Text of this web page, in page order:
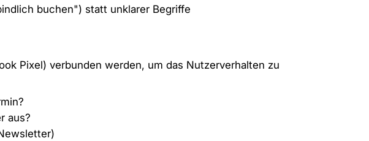
buchen") statt unklarer Begriffe
Pixel) verbunden werden, um das Nutzerverhalten zu
aus?